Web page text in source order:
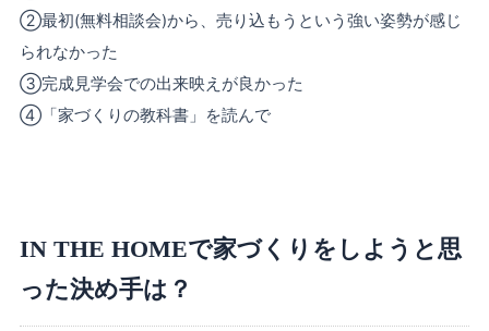
②最初(無料相談会)から、売り込もうという強い姿勢が感じ
られなかった
③完成見学会での出来映えが良かった
④「家づくりの教科書」を読んで
IN THE HOMEで家づくりをしようと思
った決め手は？